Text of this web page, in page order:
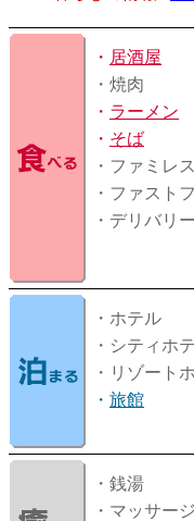
・ 居酒屋
・焼肉
・ ラーメン
・ そば
・ファミレス
・ファスト
・デリバリー
・ホテル
・シティホ
・リゾート
・ 旅館
・銭湯
・マッサージ